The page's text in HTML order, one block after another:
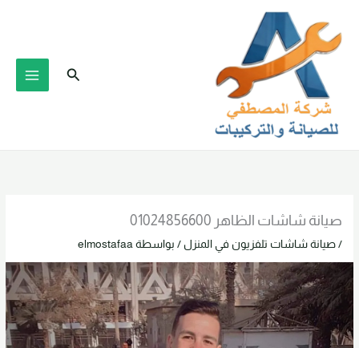
المحتوى
البحث
صيانة شاشات الظاهر 01024856600
/صيانة شاشات تلفزيون في المنزل / بواسطة elmostafaa